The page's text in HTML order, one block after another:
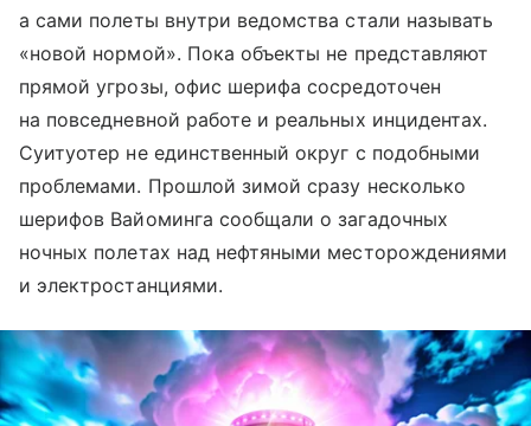
а сами полеты внутри ведомства стали называть
«новой нормой». Пока объекты не представляют
прямой угрозы, офис шерифа сосредоточен
на повседневной работе и реальных инцидентах.
Суитуотер не единственный округ с подобными
проблемами. Прошлой зимой сразу несколько
шерифов Вайоминга сообщали о загадочных
ночных полетах над нефтяными месторождениями
и электростанциями.